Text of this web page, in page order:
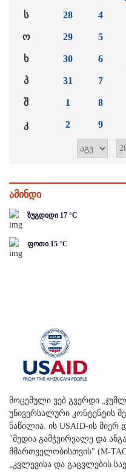
ს
ო
ხ
პ
შ
კ
28
29
30
31
1
2
4
5
6
7
8
9
ამინდი
ზუგდიდი 17 °C
ფოთი 15 °C
მოცემული ვებ გვერდი
უნივერსალური კონტენტის
ნაწილია. ის USAID-ის
"მედია გამჭვირვალე და
მმართველობისთვის" (M-
„კვლევისა და გაცვლების